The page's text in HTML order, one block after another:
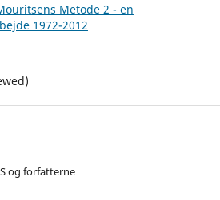
Metode 2 - en
1972-2012
og forfatterne